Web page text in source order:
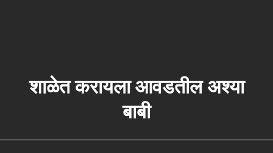
शाळेत करायला आवडतील अश्या
बाबी